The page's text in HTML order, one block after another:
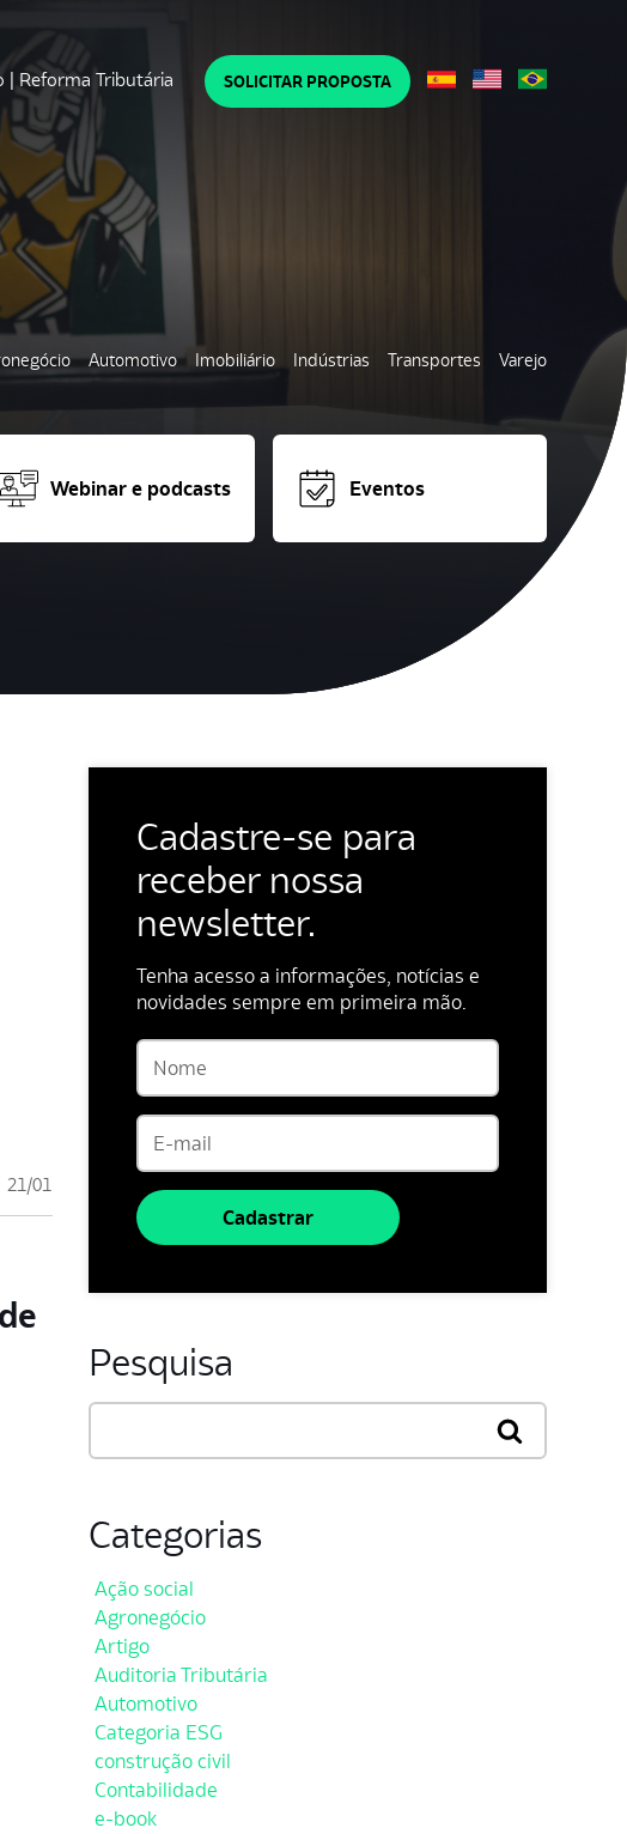
| Reforma Tributária SOLICITAR PROPOSTA
Automotivo Imobiliário Indústrias Transportes Varejo
Webinar e podcasts Eventos
21/01
Cadastre-se para
receber nossa
newsletter.
Tenha acesso a informações, notícias e
novidades sempre em primeira mão.
Cadastrar
Pesquisa
Categorias
Ação social
Agronegócio
Artigo
Auditoria Tributária
Automotivo
Categoria ESG
construção civil
Contabilidade
e-book